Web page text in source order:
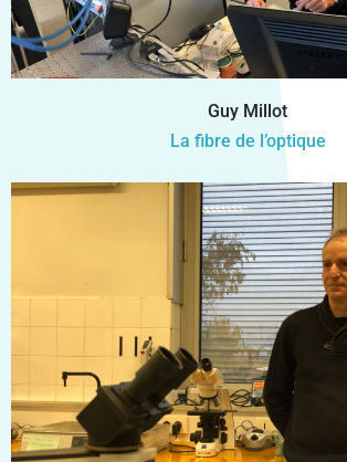
Guy Millot
La fibre de l’optique